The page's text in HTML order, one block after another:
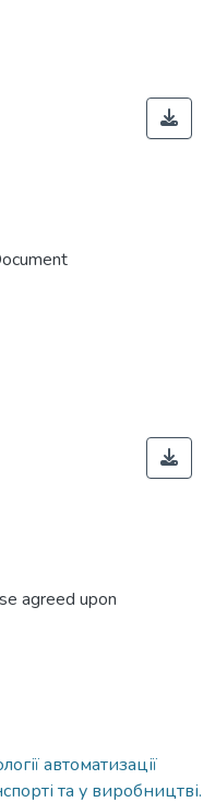
agreed upon
автоматизації
та у виробництві.